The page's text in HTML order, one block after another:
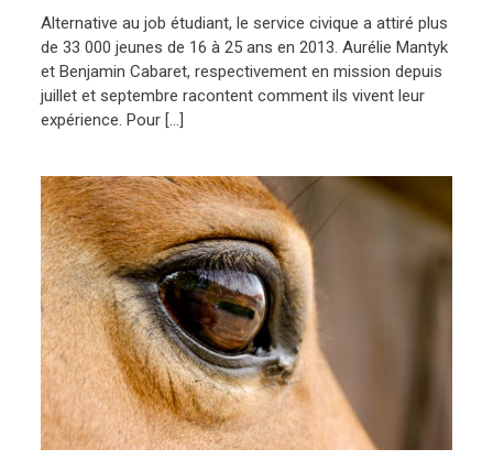
Alternative au job étudiant, le service civique a attiré plus
de 33 000 jeunes de 16 à 25 ans en 2013. Aurélie Mantyk
et Benjamin Cabaret, respectivement en mission depuis
juillet et septembre racontent comment ils vivent leur
expérience. Pour […]